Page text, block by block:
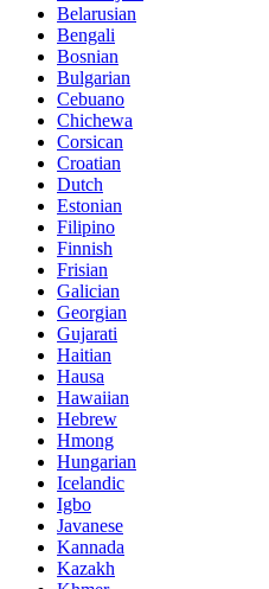
Belarusian
Bengali
Bosnian
Bulgarian
Cebuano
Chichewa
Corsican
Croatian
Dutch
Estonian
Filipino
Finnish
Frisian
Galician
Georgian
Gujarati
Haitian
Hausa
Hawaiian
Hebrew
Hmong
Hungarian
Icelandic
Igbo
Javanese
Kannada
Kazakh